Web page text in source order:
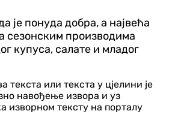
је понуда добра, а највећа
сезонским производима
купуса, салате и младог
текста или текста у цјелини је
навођење извора и уз
изворном тексту на порталу